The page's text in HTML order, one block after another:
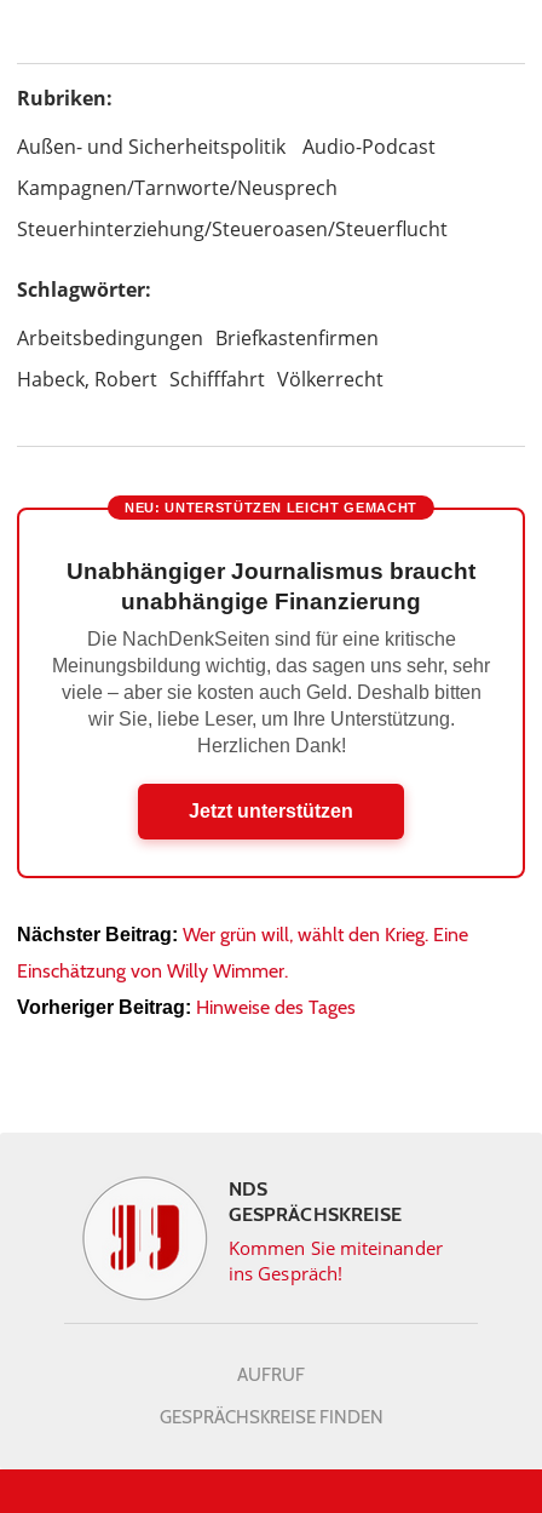
Rubriken:
Außen- und Sicherheitspolitik
Audio-Podcast
Kampagnen/Tarnworte/Neusprech
Steuerhinterziehung/Steueroasen/Steuerflucht
Schlagwörter:
Arbeitsbedingungen Briefkastenfirmen
Habeck, Robert Schifffahrt Völkerrecht
NEU: UNTERSTÜTZEN LEICHT GEMACHT
Unabhängiger Journalismus braucht
unabhängige Finanzierung
Die NachDenkSeiten sind für eine kritische
Meinungsbildung wichtig, das sagen uns sehr, sehr
viele – aber sie kosten auch Geld. Deshalb bitten
wir Sie, liebe Leser, um Ihre Unterstützung.
Herzlichen Dank!
Jetzt unterstützen
Nächster Beitrag: Wer grün will, wählt den Krieg. Eine
Einschätzung von Willy Wimmer.
Vorheriger Beitrag: Hinweise des Tages
NDS
GESPRÄCHSKREISE
Kommen Sie miteinander
ins Gespräch!
AUFRUF
GESPRÄCHSKREISE FINDEN